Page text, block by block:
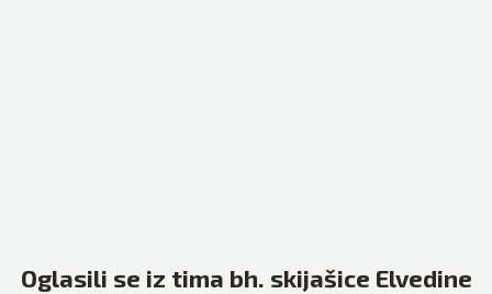
Oglasili se iz tima bh. skijašice Elvedine